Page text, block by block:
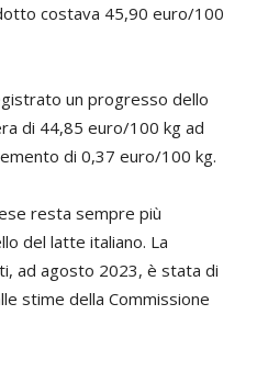
costava 45,90 euro/100
un progresso dello
di 44,85 euro/100 kg ad
di 0,37 euro/100 kg.
resta sempre più
del latte italiano. La
ad agosto 2023, è stata di
stime della Commissione